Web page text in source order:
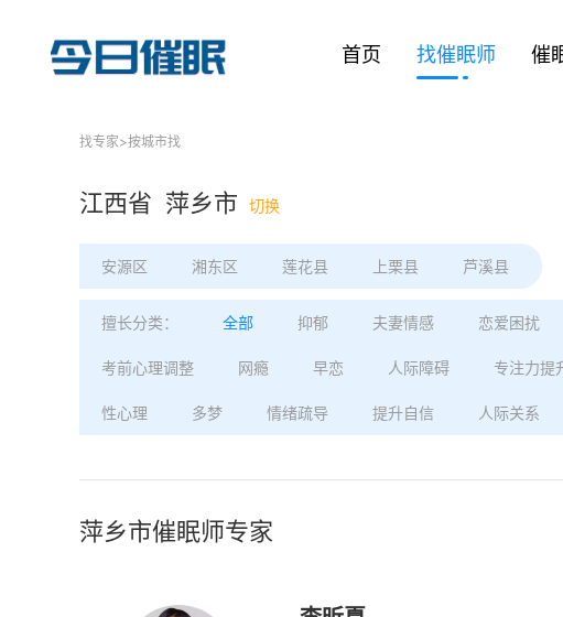
首页 找催眠师 催
找专家>按城市找
江西省 萍乡市 切换
安源区 湘东区 莲花县 上栗县 芦溪县
擅长分类： 全部 抑郁 夫妻情感 恋爱困扰
考前心理调整 网瘾 早恋 人际障碍 专注力提
性心理 多梦 情绪疏导 提升自信 人际关系
萍乡市催眠师专家